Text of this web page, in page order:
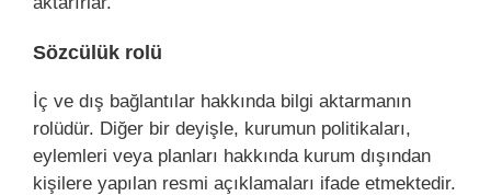
Sözcülük rolü
İç ve dış bağlantılar hakkında bilgi aktarmanın
rolüdür. Diğer bir deyişle, kurumun politikaları,
eylemleri veya planları hakkında kurum dışından
kişilere yapılan resmi açıklamaları ifade etmektedir.